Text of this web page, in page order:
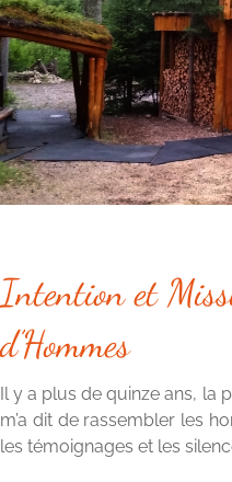
Intention et
d’Hommes
Il y a plus de quinze ans, la
m’a dit de rassembler les
les témoignages et les